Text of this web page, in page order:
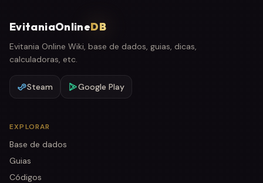
EvitaniaOnlineDB
Evitania Online Wiki, base de dados, guias, dicas,
calculadoras, etc.
Steam Google Play
EXPLORAR
Base de dados
Guias
Códigos